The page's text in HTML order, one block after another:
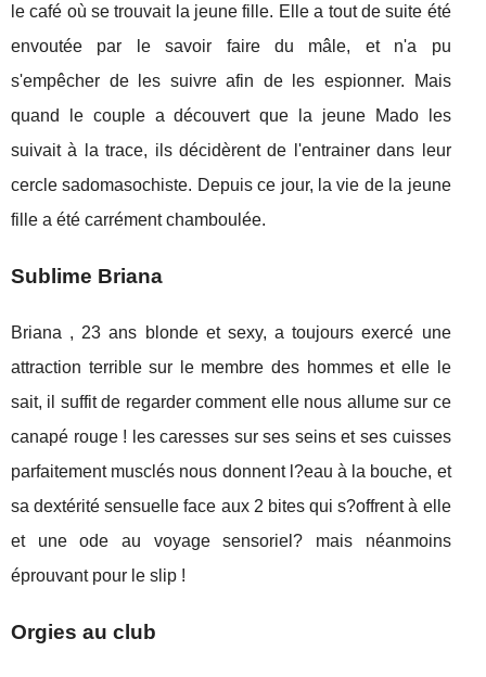
le café où se trouvait la jeune fille. Elle a tout de suite été
envoutée par le savoir faire du mâle, et n'a pu
s'empêcher de les suivre afin de les espionner. Mais
quand le couple a découvert que la jeune Mado les
suivait à la trace, ils décidèrent de l'entrainer dans leur
cercle sadomasochiste. Depuis ce jour, la vie de la jeune
fille a été carrément chamboulée.
Sublime Briana
Briana , 23 ans blonde et sexy, a toujours exercé une
attraction terrible sur le membre des hommes et elle le
sait, il suffit de regarder comment elle nous allume sur ce
canapé rouge ! les caresses sur ses seins et ses cuisses
parfaitement musclés nous donnent l?eau à la bouche, et
sa dextérité sensuelle face aux 2 bites qui s?offrent à elle
et une ode au voyage sensoriel? mais néanmoins
éprouvant pour le slip !
Orgies au club